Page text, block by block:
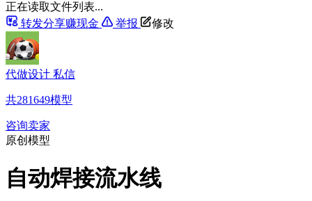
正在读取文件列表...
转发分享赚现金
举报 修改
代做设计 私信
共281649模型
咨询卖家
原创模型
自动焊接流水线